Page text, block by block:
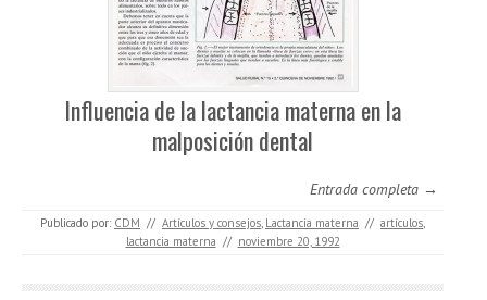
Influencia de la lactancia materna en la
malposición dental
Entrada completa →
Publicado por: CDM // Artículos y consejos, Lactancia materna // artículos,
lactancia materna // noviembre 20, 1992